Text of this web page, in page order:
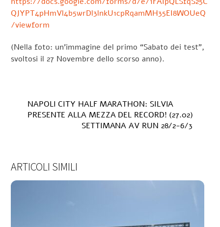
QJYPT4pHmVl4b5wrDl3lnkU1cpRqamMH35EI8WOUeQ
/viewform
(Nella foto: un’immagine del primo “Sabato dei test”,
svoltosi il 27 Novembre dello scorso anno).
NAPOLI CITY HALF MARATHON: SILVIA
PRESENTE ALLA MEZZA DEL RECORD! (27.02)
SETTIMANA AV RUN 28/2-6/3
ARTICOLI SIMILI